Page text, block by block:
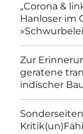
„Corona &
Hanloser im
Zur
geratene
indischer